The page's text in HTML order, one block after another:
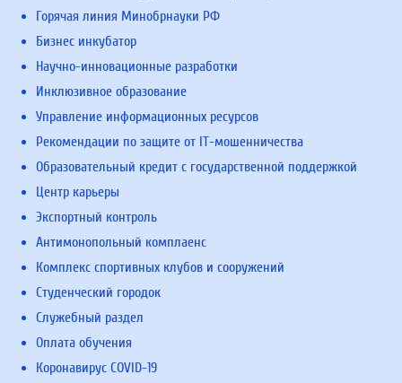
Горячая линия Минобрнауки РФ
Бизнес инкубатор
Научно-инновационные разработки
Инклюзивное образование
Управление информационных ресурсов
Рекомендации по защите от IT-мошенничества
Образовательный кредит с государственной поддержкой
Центр карьеры
Экспортный контроль
Антимонопольный комплаенс
Комплекс спортивных клубов и сооружений
Студенческий городок
Служебный раздел
Оплата обучения
Коронавирус COVID-19